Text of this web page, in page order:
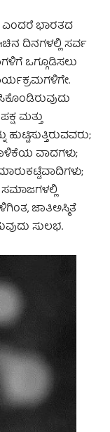
ಎಂದರೆ ಭಾರತದ
ದಿನಗಳಲ್ಲಿ ಸರ್ವ
ಒಗ್ಗೂಡಿಸಲು
ಮತ್ತು
ವಾದಗಳು;
ಜಾತಿಅಸ್ಮಿತೆ
ಸುಲಭ.